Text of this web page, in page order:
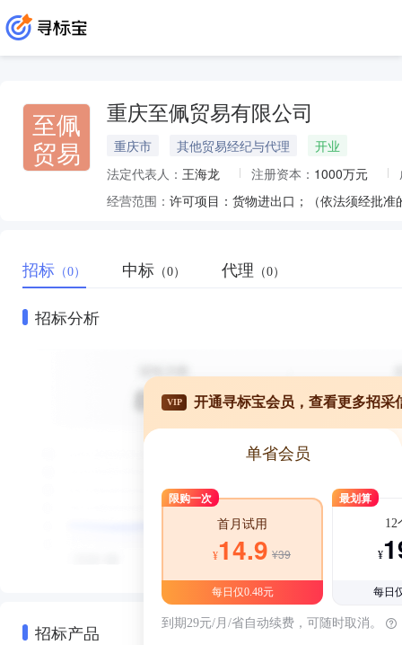
至佩
贸易
重庆至佩贸易有限公司
重庆市 其他贸易经纪与代理
开业
法定代表人： 王海龙 注册资本： 1000万元
经营范围：
招标 （0） 中标 （0） 代理 （0）
招标分析
招标产品
VIP 开通寻标宝会员，查看更多招采
单省会员
限购一次
首月试用
¥14.9 ¥39
每日仅0.48元
最划算
12
¥
每日
到期29元/月/省自动续费，可随时取消。